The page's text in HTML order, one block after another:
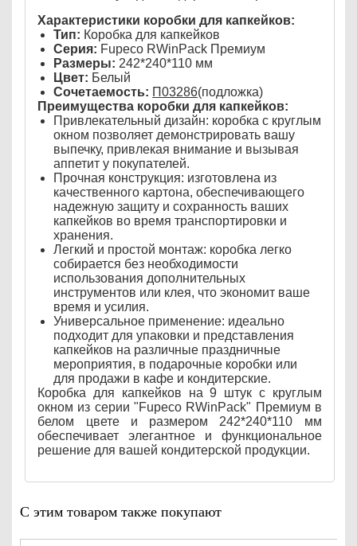
Характеристики коробки для капкейков:
Тип: Коробка для капкейков
Серия: Fupeco RWinPack Премиум
Размеры: 242*240*110 мм
Цвет: Белый
Сочетаемость: П03286(подложка)
Преимущества коробки для капкейков:
Привлекательный дизайн: коробка с круглым
окном позволяет демонстрировать вашу
выпечку, привлекая внимание и вызывая
аппетит у покупателей.
Прочная конструкция: изготовлена из
качественного картона, обеспечивающего
надежную защиту и сохранность ваших
капкейков во время транспортировки и
хранения.
Легкий и простой монтаж: коробка легко
собирается без необходимости
использования дополнительных
инструментов или клея, что экономит ваше
время и усилия.
Универсальное применение: идеально
подходит для упаковки и представления
капкейков на различные праздничные
мероприятия, в подарочные коробки или
для продажи в кафе и кондитерские.
Коробка для капкейков на 9 штук с круглым
окном из серии "Fupeco RWinPack" Премиум в
белом цвете и размером 242*240*110 мм
обеспечивает элегантное и функциональное
решение для вашей кондитерской продукции.
С этим товаром также покупают